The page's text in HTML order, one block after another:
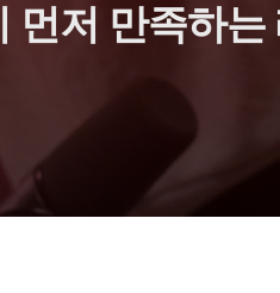
먼저 만족하는